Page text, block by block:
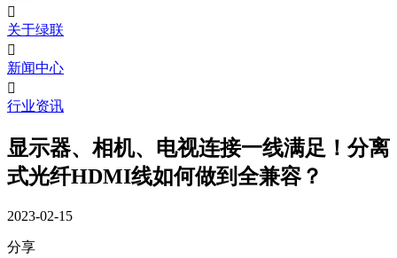

关于绿联

新闻中心

行业资讯
显示器、相机、电视连接一线满足！分离
式光纤HDMI线如何做到全兼容？
2023-02-15
分享